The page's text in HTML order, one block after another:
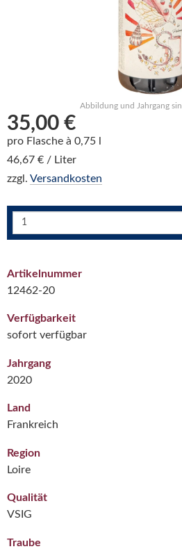
Abbildung und Jahrgang
35,00 €
pro Flasche à 0,75 l
46,67 € / Liter
zzgl. Versandkosten
Artikelnummer
12462-20
Verfügbarkeit
sofort verfügbar
Jahrgang
2020
Land
Frankreich
Region
Loire
Qualität
VSIG
Traube